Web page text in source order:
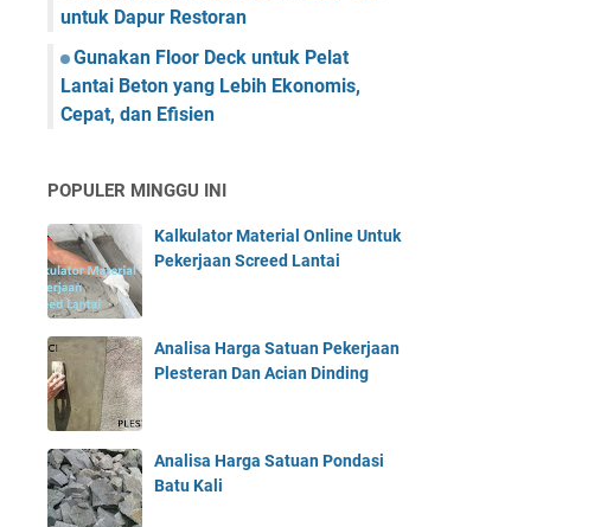
untuk Dapur Restoran
Gunakan Floor Deck untuk Pelat
Lantai Beton yang Lebih Ekonomis,
Cepat, dan Efisien
POPULER MINGGU INI
Kalkulator Material Online Untuk
Pekerjaan Screed Lantai
Analisa Harga Satuan Pekerjaan
Plesteran Dan Acian Dinding
Analisa Harga Satuan Pondasi
Batu Kali